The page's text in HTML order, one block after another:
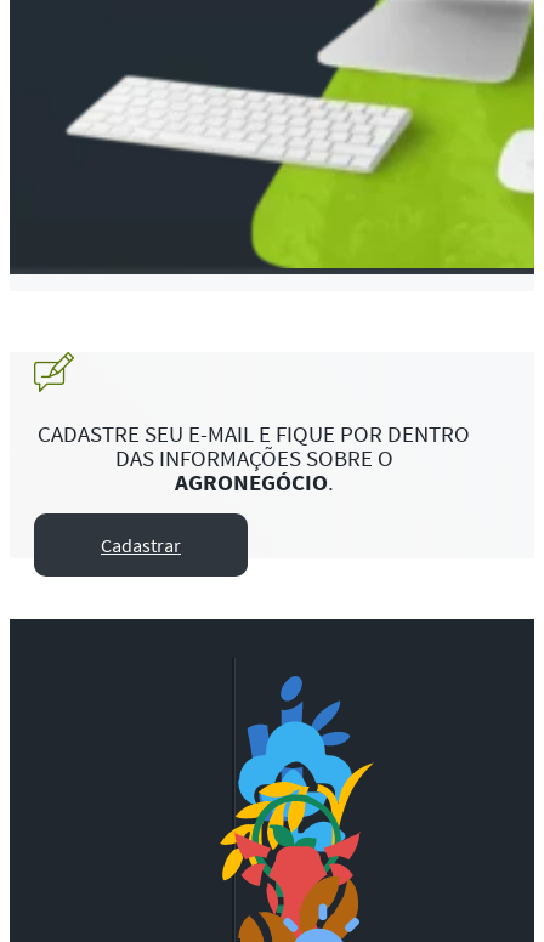
CADASTRE SEU E-MAIL E FIQUE POR DENTRO
DAS INFORMAÇÕES SOBRE O
AGRONEGÓCIO.
Cadastrar